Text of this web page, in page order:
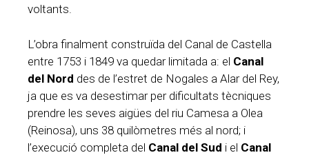
voltants.
L’obra finalment construïda del Canal de Castella
entre 1753 i 1849 va quedar limitada a: el Canal
del Nord des de l’estret de Nogales a Alar del Rey,
ja que es va desestimar per dificultats tècniques
prendre les seves aigües del riu Camesa a Olea
(Reinosa), uns 38 quilòmetres més al nord; i
l’execució completa del Canal del Sud i el Canal